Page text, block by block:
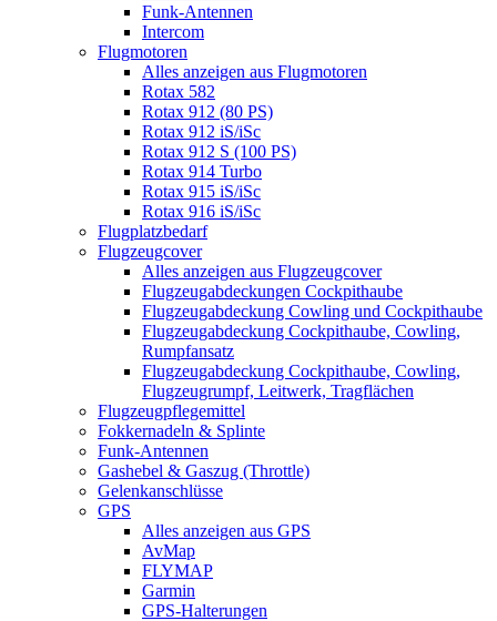
Funk-Antennen
Intercom
Flugmotoren
Alles anzeigen aus Flugmotoren
Rotax 582
Rotax 912 (80 PS)
Rotax 912 iS/iSc
Rotax 912 S (100 PS)
Rotax 914 Turbo
Rotax 915 iS/iSc
Rotax 916 iS/iSc
Flugplatzbedarf
Flugzeugcover
Alles anzeigen aus Flugzeugcover
Flugzeugabdeckungen Cockpithaube
Flugzeugabdeckung Cowling und Cockpithaube
Flugzeugabdeckung Cockpithaube, Cowling,
Rumpfansatz
Flugzeugabdeckung Cockpithaube, Cowling,
Flugzeugrumpf, Leitwerk, Tragflächen
Flugzeugpflegemittel
Fokkernadeln & Splinte
Funk-Antennen
Gashebel & Gaszug (Throttle)
Gelenkanschlüsse
GPS
Alles anzeigen aus GPS
AvMap
FLYMAP
Garmin
GPS-Halterungen